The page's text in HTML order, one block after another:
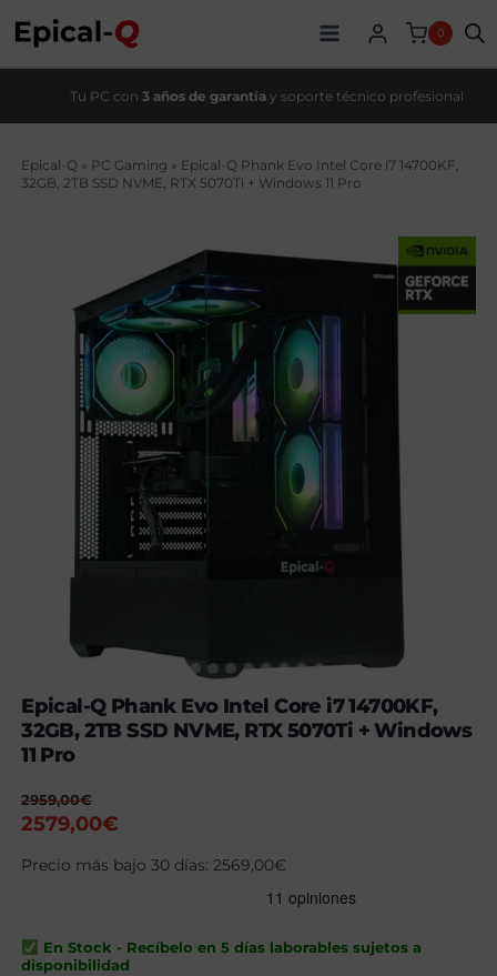
contenido
0
Tu PC con 3 años de garantía y soporte técnico profesional
Epical-Q » PC Gaming » Epical-Q Phank Evo Intel Core i7 14700KF,
32GB, 2TB SSD NVME, RTX 5070Ti + Windows 11 Pro
Epical-Q Phank Evo Intel Core i7 14700KF,
32GB, 2TB SSD NVME, RTX 5070Ti + Windows
11 Pro
2959,00€
El
original
2579,00€
actual
Precio más bajo 30 días:2569,00€
En Stock - Recíbelo en 5 días laborables sujetos a
disponibilidad